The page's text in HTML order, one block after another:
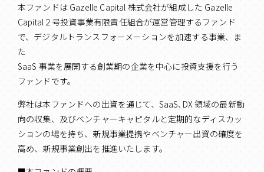
本ファンドは Gazelle Capital 株式会社が組成した Gazelle
Capital２号投資事業有限責任組合が運営管理するファンド
で、デジタルトランスフォーメーションを加速する事業、ま
た
SaaS 事業を展開する創業期の企業を中心に投資支援を行う
ファンドです。
弊社は本ファンドへの出資を通じて、SaaS､DX 領域の最新動
向の収集、及びベンチャーキャピタルと定期的なディスカッ
ションの場を持ち、新規事業提携やベンチャー出資の確度を
高め、新規事業創出を推進いたします。